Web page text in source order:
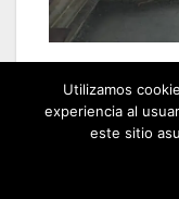
diferencia: no
sino de
arte se
Utilizamos
experiencia al
este sitio